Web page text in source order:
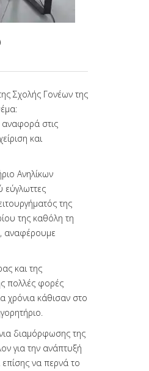
Σχολής Γονέων της
αναφορά στις
και
Ανηλίκων
εύγλωττες
της
της καθόλη τη
αναφέρουμε
και της
πολλές φορές
χρόνια κάθισαν στο
διαμόρφωσης της
για την ανάπτυξή
να περνά το